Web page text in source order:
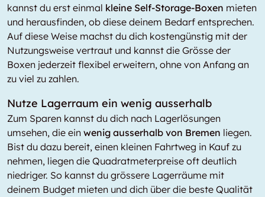
kannst du erst einmal kleine Self-Storage-Boxen mieten
und herausfinden, ob diese deinem Bedarf entsprechen.
Auf diese Weise machst du dich kostengünstig mit der
Nutzungsweise vertraut und kannst die Grösse der
Boxen jederzeit flexibel erweitern, ohne von Anfang an
zu viel zu zahlen.
Nutze Lagerraum ein wenig ausserhalb
Zum Sparen kannst du dich nach Lagerlösungen
umsehen, die ein wenig ausserhalb von Bremen liegen.
Bist du dazu bereit, einen kleinen Fahrtweg in Kauf zu
nehmen, liegen die Quadratmeterpreise oft deutlich
niedriger. So kannst du grössere Lagerräume mit
deinem Budget mieten und dich über die beste Qualität